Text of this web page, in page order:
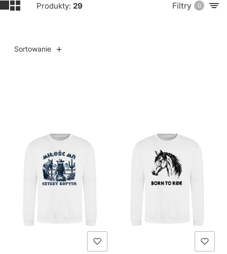
Produkty: 29 Filtry 0
Sortowanie